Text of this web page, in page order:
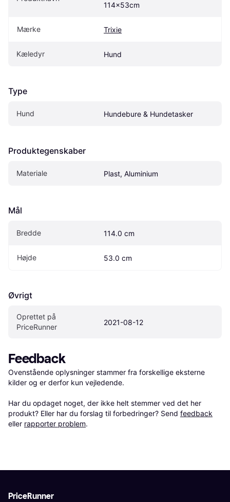
114x53cm
Mærke Trixie
Kæledyr Hund
Type
Hund Hundebure & Hundetasker
Produktegenskaber
Materiale Plast, Aluminium
Mål
Bredde 114.0 cm
Højde 53.0 cm
Øvrigt
Oprettet på
PriceRunner
2021-08-12
Feedback
Ovenstående oplysninger stammer fra forskellige eksterne
kilder og er derfor kun vejledende.
Har du opdaget noget, der ikke helt stemmer ved det her
produkt? Eller har du forslag til forbedringer? Send feedback
eller rapporter problem.
PriceRunner